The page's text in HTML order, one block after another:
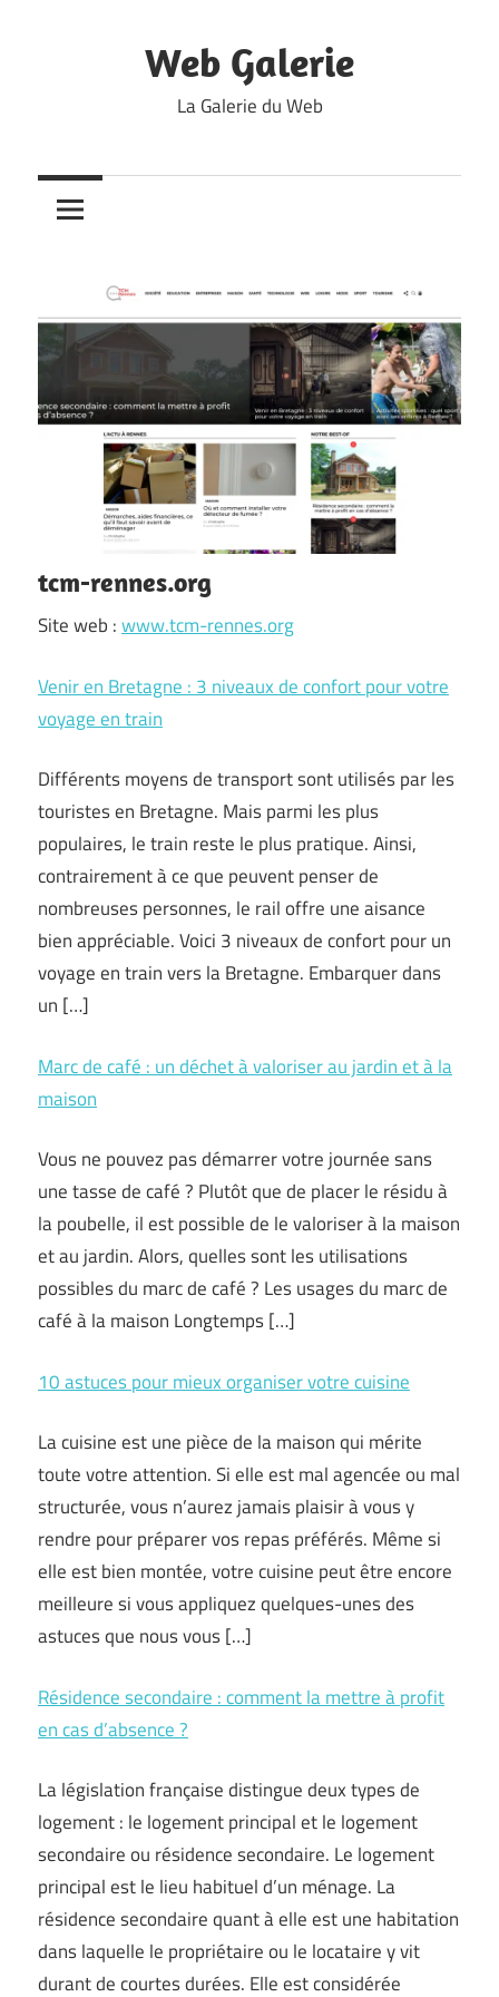
Web Galerie
La Galerie du Web
tcm-rennes.org
Site web :www.tcm-rennes.org
Venir en Bretagne : 3 niveaux de confort pour votre
voyage en train
Différents moyens de transport sont utilisés par les
touristes en Bretagne. Mais parmi les plus
populaires, le train reste le plus pratique. Ainsi,
contrairement à ce que peuvent penser de
nombreuses personnes, le rail offre une aisance
bien appréciable. Voici 3 niveaux de confort pour un
voyage en train vers la Bretagne. Embarquer dans
un […]
Marc de café : un déchet à valoriser au jardin et à la
maison
Vous ne pouvez pas démarrer votre journée sans
une tasse de café ? Plutôt que de placer le résidu à
la poubelle, il est possible de le valoriser à la maison
et au jardin. Alors, quelles sont les utilisations
possibles du marc de café ? Les usages du marc de
café à la maison Longtemps […]
10 astuces pour mieux organiser votre cuisine
La cuisine est une pièce de la maison qui mérite
toute votre attention. Si elle est mal agencée ou mal
structurée, vous n’aurez jamais plaisir à vous y
rendre pour préparer vos repas préférés. Même si
elle est bien montée, votre cuisine peut être encore
meilleure si vous appliquez quelques-unes des
astuces que nous vous […]
Résidence secondaire : comment la mettre à profit
en cas d’absence ?
La législation française distingue deux types de
logement : le logement principal et le logement
secondaire ou résidence secondaire. Le logement
principal est le lieu habituel d’un ménage. La
résidence secondaire quant à elle est une habitation
dans laquelle le propriétaire ou le locataire y vit
durant de courtes durées. Elle est considérée